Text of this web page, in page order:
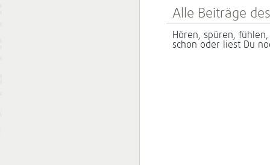
Alle Beiträge
Hören, spüren,
schon oder liest Du